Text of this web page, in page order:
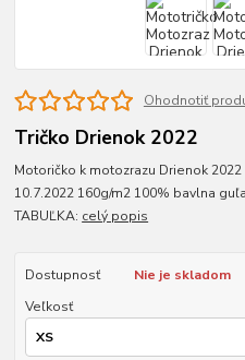
Ohodnotiť
Tričko Drienok 2022
Motoričko k motozrazu Drienok 2022
10.7.2022 160g/m2 100% bavlna
TABUĽKA: celý popis
Dostupnosť
Nie je skladom
Veľkosť